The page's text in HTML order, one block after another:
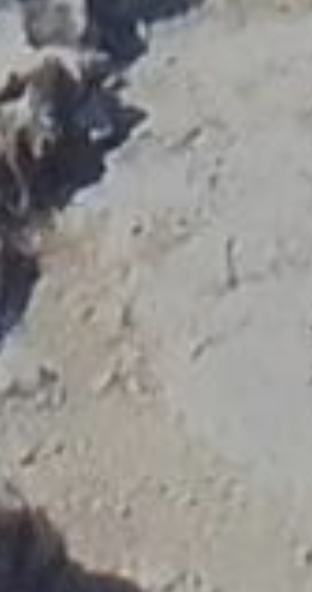
двухгодичный курс обучения в Национальной
школе туристических гидов и подтвердил
достаточный уровень знаний в разных областях
(археология, история, религия, мифология,
геология, география, история искусств, народное
творчество, наука об окружающей среде,
альтернативные формы туризма (паломнический,
гастрономический), устойчивость туризма, техника
ведения тура, туристское право и психология). Те,
кто соответствует государственным стандартам,
должны носить удостоверение лицензированного
гида-экскурсовода, выдаваемое Министерством
туризма, который отличает настоящего
профессионального гида нашей страны.
Требуйте от вашего гида показать его
официальное удостоверение